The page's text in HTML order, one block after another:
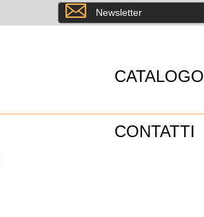
CATALOGO
CONTATTI
8 Newsletter